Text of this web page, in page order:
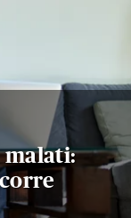
malati: